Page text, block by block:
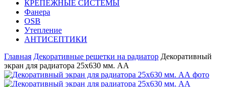
КРЕПЕЖНЫЕ СИСТЕМЫ
Фанера
OSB
Утепление
АНТИСЕПТИКИ
Главная Декоративные решетки на радиатор Декоративный
экран для радиатора 25х630 мм. АА